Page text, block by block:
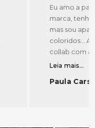
Eu amo a
marca,
mas sou
coloridos...
collab com a
vários
Leia mais...
Paula